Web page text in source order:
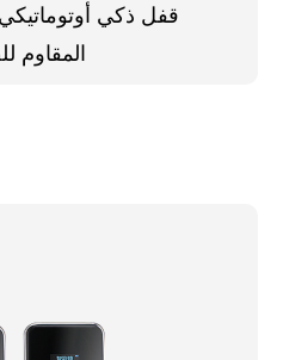
المقاوم